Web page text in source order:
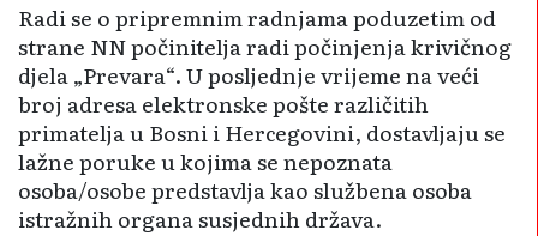
Radi se o pripremnim radnjama poduzetim od
strane NN počinitelja radi počinjenja krivičnog
djela „Prevara“. U posljednje vrijeme na veći
broj adresa elektronske pošte različitih
primatelja u Bosni i Hercegovini, dostavljaju se
lažne poruke u kojima se nepoznata
osoba/osobe predstavlja kao službena osoba
istražnih organa susjednih država.